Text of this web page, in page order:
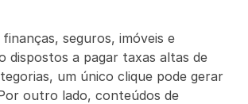
seguros, imóveis e
dispostos a pagar taxas altas de
um único clique pode gerar
outro lado, conteúdos de